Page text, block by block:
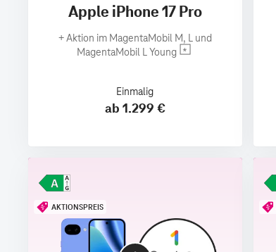
Apple iPhone 17 Pro
+Aktion im MagentaMobil M, L und
MagentaMobil L Young
Einmalig
ab 1.299 €
AKTIONSPREIS